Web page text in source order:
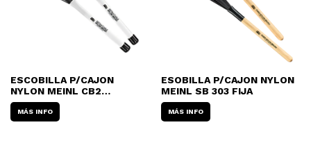
ESCOBILLA P/CAJON
NYLON MEINL CB2
RETRACTIL
MÁS INFO
ESOBILLA P/CAJON NYLON
MEINL SB 303 FIJA
MÁS INFO